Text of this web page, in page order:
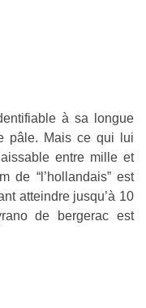
à sa longue
pâle. Mais ce qui lui
entre mille et
de “l’hollandais” est
atteindre jusqu’à 10
de bergerac est